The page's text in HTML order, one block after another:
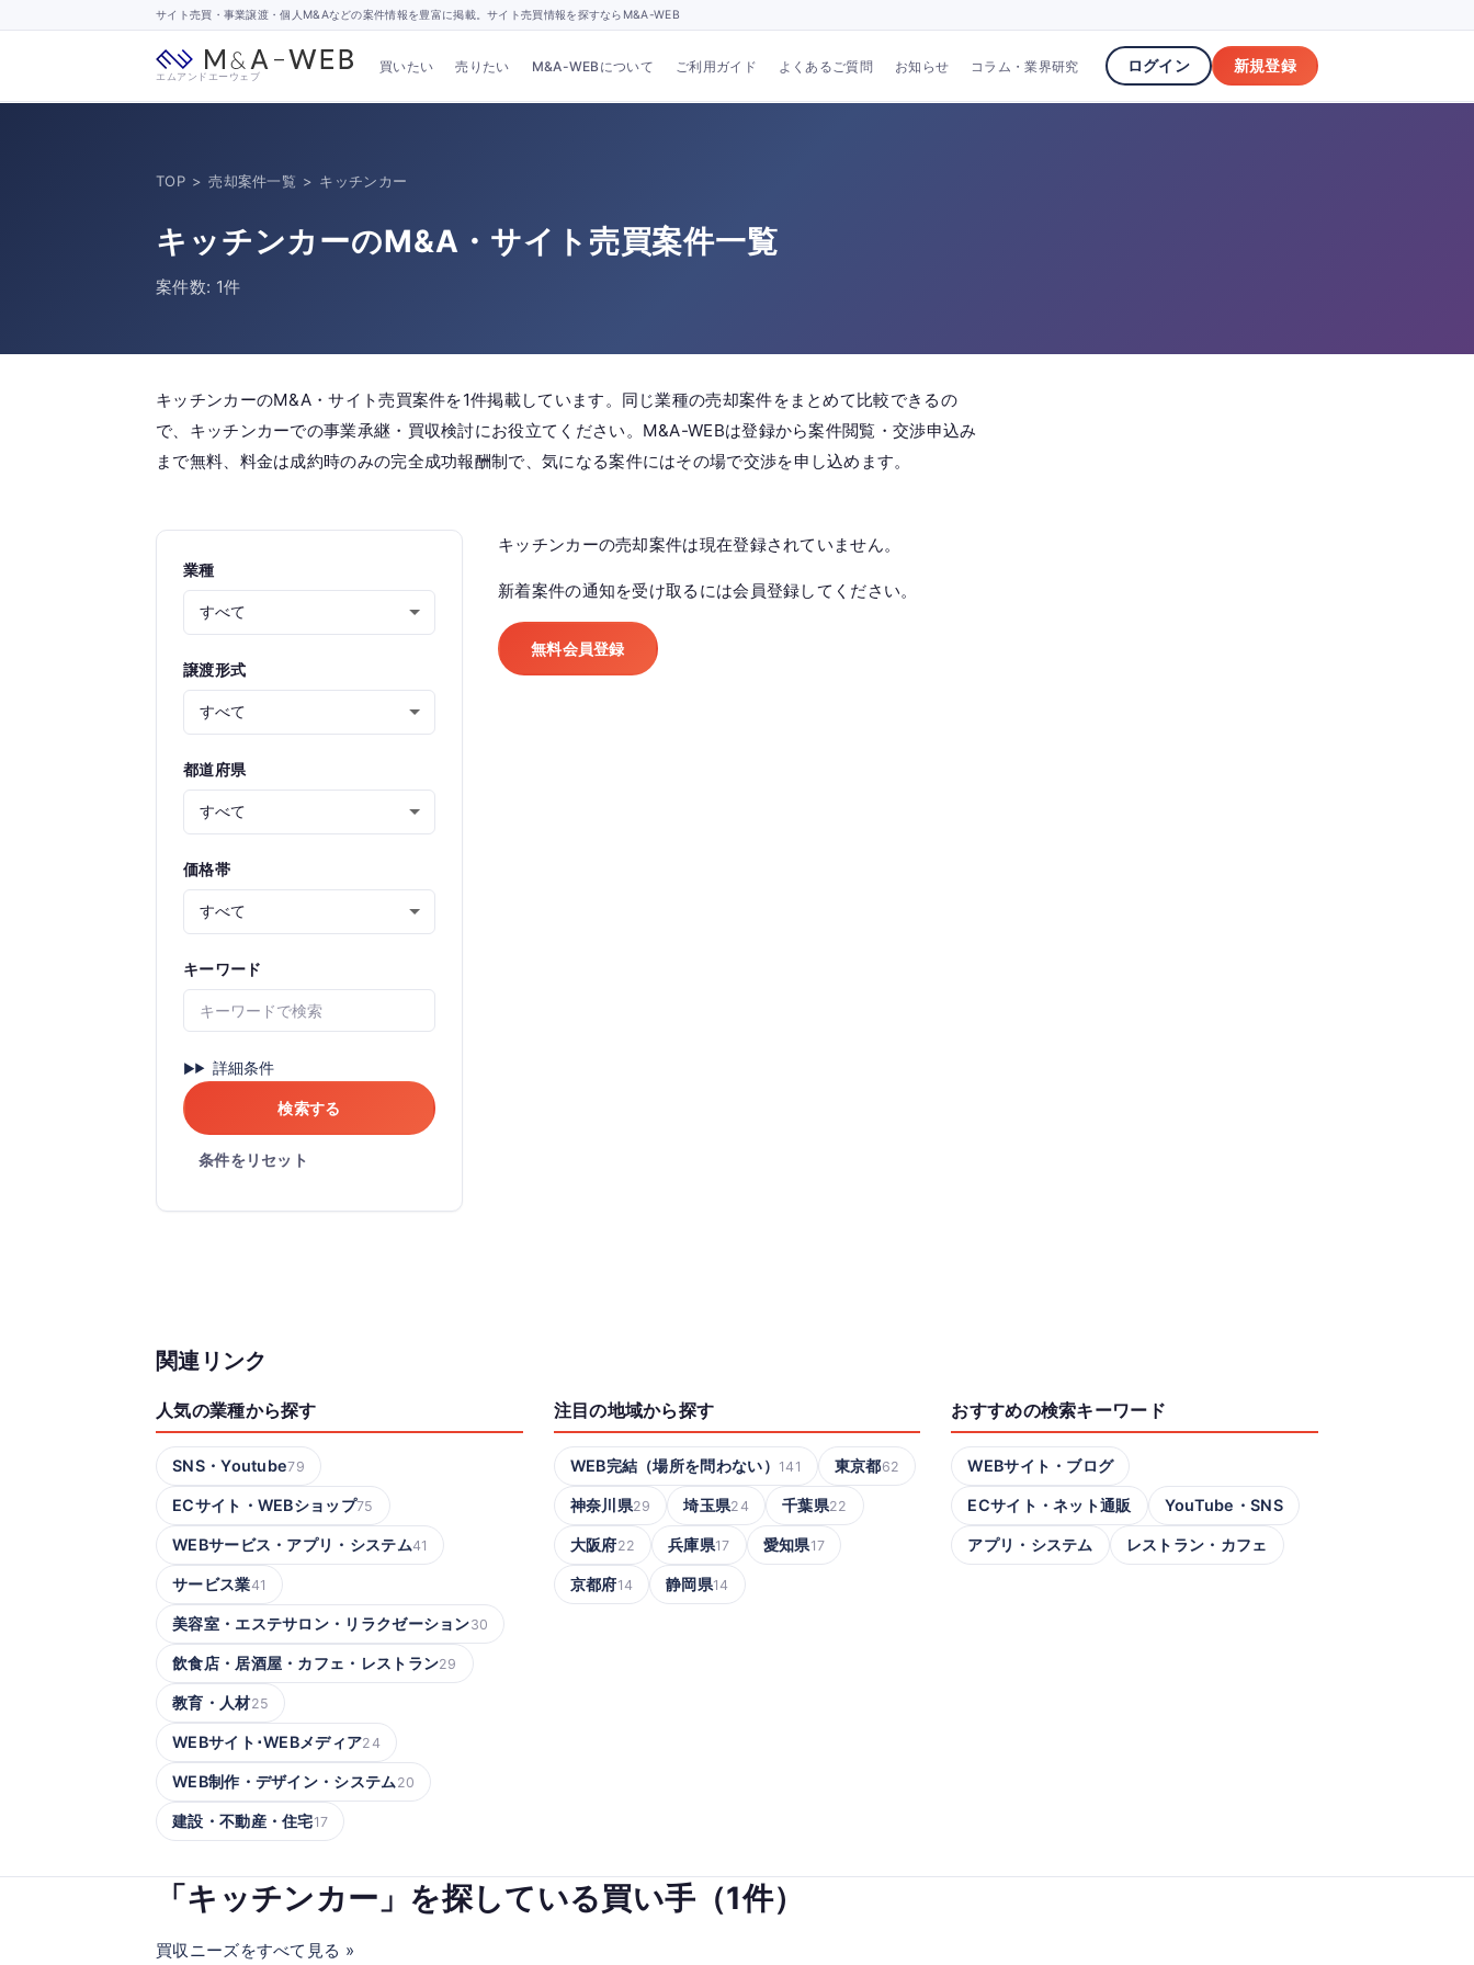
サイト売買・事業譲渡・個人M&Aなどの案件情報を豊富に掲載。サイト売買情報を探すならM&A-WEB
エムアンドエーウェブ
買いたい 売りたい M&A-WEBについて ご利用ガイド よくあるご質問 お知らせ コラム・業界研究 ログイン 新規登録
TOP > 売却案件一覧 > キッチンカー
キッチンカーのM&A・サイト売買案件一覧
案件数: 1件
キッチンカーのM&A・サイト売買案件を1件掲載しています。同じ業種の売却案件をまとめて比較できるの
で、キッチンカーでの事業承継・買収検討にお役立てください。M&A-WEBは登録から案件閲覧・交渉申込み
まで無料、料金は成約時のみの完全成功報酬制で、気になる案件にはその場で交渉を申し込めます。
業種
譲渡形式
都道府県
価格帯
キーワード
詳細条件
検索する
条件をリセット
キッチンカーの売却案件は現在登録されていません。
新着案件の通知を受け取るには会員登録してください。
無料会員登録
関連リンク
人気の業種から探す
SNS・Youtube79
ECサイト・WEBショップ75
WEBサービス・アプリ・システム41
サービス業41
美容室・エステサロン・リラクゼーション30
飲食店・居酒屋・カフェ・レストラン29
教育・人材25
WEBサイト･WEBメディア24
WEB制作・デザイン・システム 20
建設・不動産・住宅17
注目の地域から探す
WEB完結（場所を問わない） 141 東京都62
神奈川県29 埼玉県24 千葉県22
大阪府22 兵庫県17 愛知県17
京都府14 静岡県14
おすすめの検索キーワード
WEBサイト・ブログ
ECサイト・ネット通販 YouTube・SNS
アプリ・システム レストラン・カフェ
「キッチンカー」を探している買い手（1件）
買収ニーズをすべて見る »